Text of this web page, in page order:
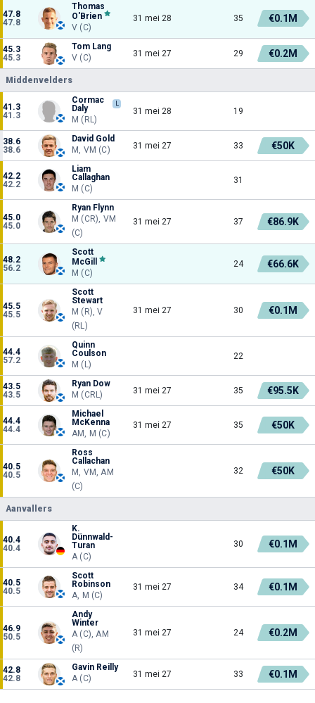
47.8
47.8
Thomas
O'Brien
V (C)
31 mei 28 35 €0.1M
45.3
45.3
Tom Lang
V (C)
31 mei 27 29 €0.2M
Middenvelders
41.3
41.3
Cormac
Daly
L
M (RL)
31 mei 28 19
38.6
38.6
David Gold
M, VM (C)
31 mei 27 33 €50K
42.2
42.2
Liam
Callaghan
M (C)
31
45.0
45.0
Ryan Flynn
M (CR), VM
(C)
31 mei 27 37 €86.9K
48.2
56.2
Scott
McGill
M (C)
24 €66.6K
45.5
45.5
Scott
Stewart
M (R), V
(RL)
31 mei 27 30 €0.1M
44.4
57.2
Quinn
Coulson
M (L)
22
43.5
43.5
Ryan Dow
M (CRL)
31 mei 27 35 €95.5K
44.4
44.4
Michael
McKenna
AM, M (C)
31 mei 27 35 €50K
40.5
40.5
Ross
Callachan
M, VM, AM
(C)
32 €50K
Aanvallers
40.4
40.4
K.
Dünnwald-
Turan
A (C)
30 €0.1M
40.5
40.5
Scott
Robinson
A, M (C)
31 mei 27 34 €0.1M
46.9
50.5
Andy
Winter
A (C), AM
(R)
31 mei 27 24 €0.2M
42.8
42.8
Gavin Reilly
A (C)
31 mei 27 33 €0.1M